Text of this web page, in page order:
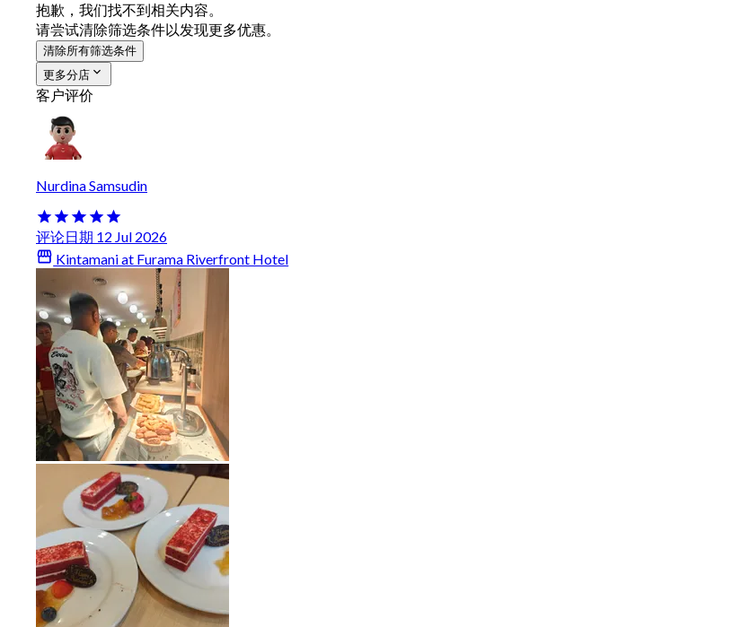
抱歉，我们找不到相关内容。
请尝试清除筛选条件以发现更多优惠。
清除所有筛选条件
更多分店
客户评价
Nurdina Samsudin
评论日期 12 Jul 2026
Kintamani at Furama Riverfront Hotel